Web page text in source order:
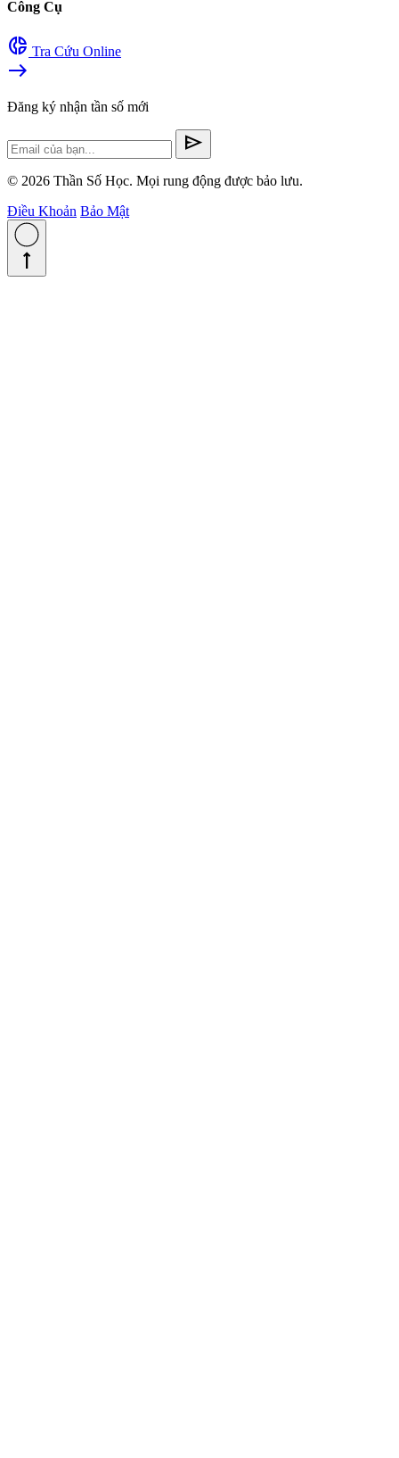
Công Cụ
donut_small Tra Cứu Online
east
Đăng ký nhận tần số mới
send
© 2026 Thần Số Học. Mọi rung động được bảo lưu.
Điều Khoản Bảo Mật
straight